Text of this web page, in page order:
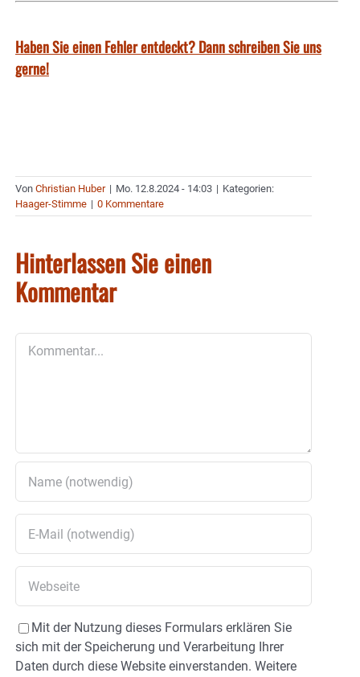
Haben Sie einen Fehler entdeckt? Dann schreiben Sie uns
gerne!
Von Christian Huber | Mo. 12.8.2024 - 14:03 | Kategorien:
Haager-Stimme | 0 Kommentare
Hinterlassen Sie einen
Kommentar
Mit der Nutzung dieses Formulars erklären Sie
sich mit der Speicherung und Verarbeitung Ihrer
Daten durch diese Website einverstanden. Weitere